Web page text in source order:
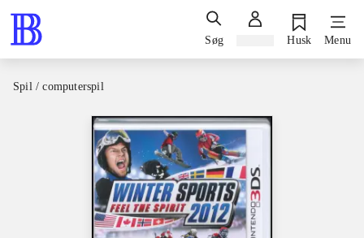
Søg Husk Menu
Spil / computerspil